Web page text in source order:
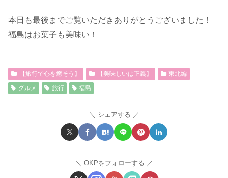
本日も最後までご覧いただきありがとうございました！
福島はお菓子も美味い！
【旅行で心を癒そう】 【美味しいは正義】
東北編
グルメ
旅行 福島
シェアする
OKPをフォローする